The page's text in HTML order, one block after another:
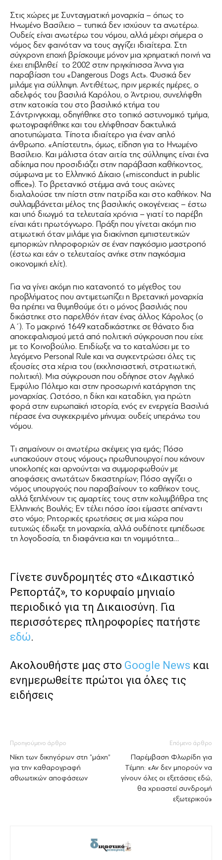
Στις χώρες με Συνταγματική μοναρχία – όπως το
Ηνωμένο Βασίλειο – τυπικά δεν ισχύουν τα ανωτέρω.
Ουδείς είναι ανωτέρω του νόμου, αλλά μέχρι σήμερα ο
νόμος δεν φαινόταν να τους αγγίζει ιδιαίτερα. Στη
σύγχρονη εποχή βρίσκουμε μόνον μια χρηματική ποινή να
έχει επιβληθεί το 2002 στην πριγκίπισσα Άννα για
παραβίαση του «Dangerous Dogs Act». Φυσικά δεν
μιλάμε για σύλληψη. Αντιθέτως, πριν μερικές ημέρες, ο
αδελφός του βασιλιά Καρόλου, ο Άντριου, συνελήφθη
στην κατοικία του στο βασιλικό κτήμα του
Σάντρινγκχαμ, οδηγήθηκε στο τοπικό αστυνομικό τμήμα,
φωτογραφήθηκε και του ελήφθησαν δακτυλικά
αποτυπώματα. Τίποτα ιδιαίτερο για έναν απλό
άνθρωπο. «Απίστευτη», όμως, είδηση για το Ηνωμένο
Βασίλειο. Και μάλιστα όταν αιτία της σύλληψης είναι ένα
αδίκημα που προσιδιάζει στην παράβαση καθήκοντος,
σύμφωνα με το Ελληνικό Δίκαιο («misconduct in public
office»). Το βρετανικό στέμμα ανά τους αιώνες
διαλαλούσε την πίστη στην πατρίδα και στο καθήκον. Να
συλλαμβάνεται μέλος της βασιλικής οικογένειας – έστω
και υπό διωγμό τα τελευταία χρόνια – γιατί το παρέβη
είναι κάτι πρωτόγνωρο. Πράξη που γίνεται ακόμη πιο
ατιμωτική όταν μιλάμε για διακίνηση εμπιστευτικών
εμπορικών πληροφοριών σε έναν παγκόσμιο μαστροπό
(έστω και εάν ο τελευταίος ανήκε στην παγκόσμια
οικονομική ελίτ).
Για να γίνει ακόμη πιο κατανοητό το μέγεθος του
προβλήματος που αντιμετωπίζει η Βρετανική μοναρχία
θα πρέπει να θυμηθούμε ότι ο μόνος βασιλιάς που
δικάστηκε στο παρελθόν ήταν ένας άλλος Κάρολος (ο
Α΄). Το μακρινό 1649 καταδικάστηκε σε θάνατο δια
αποκεφαλισμού μετά από πολιτική σύγκρουση που είχε
με το Κοινοβούλιο. Επιδίωξε να το καταλύσει με το
λεγόμενο Personal Rule και να συγκεντρώσει όλες τις
εξουσίες στα χέρια του (εκκλησιαστική, στρατιωτική,
πολιτική). Μια σύγκρουση που οδήγησε στον Αγγλικό
Εμφύλιο Πόλεμο και στην προσωρινή κατάργηση της
μοναρχίας. Ωστόσο, η δίκη και καταδίκη, για πρώτη
φορά στην ευρωπαϊκή ιστορία, ενός εν ενεργεία Βασιλιά
πέρασε ένα συγκεκριμένο μήνυμα: ουδείς υπεράνω του
νόμου.
Τι σημαίνουν οι ανωτέρω σκέψεις για εμάς; Πόσο
«υπακούουν στους νόμους» πρωθυπουργοί που κάνουν
υποκλοπές και αρνούνται να συμμορφωθούν με
αποφάσεις ανωτάτων δικαστηρίων; Πόσο αγγίζει ο
νόμος υπουργούς που παραβαίνουν το καθήκον τους,
αλλά ξεπλένουν τις αμαρτίες τους στην κολυμβήθρα της
Ελληνικής Βουλής; Εν τέλει πόσο ίσοι είμαστε απέναντι
στο νόμο; Ρητορικές ερωτήσεις σε μια χώρα που
ευτυχώς έδιωξε τη μοναρχία, αλλά ουδέποτε εμπέδωσε
τη λογοδοσία, τη διαφάνεια και τη νομιμότητα…
Γίνετε συνδρομητές στο «Δικαστικό
Ρεπορτάζ», το κορυφαίο μηνιαίο
περιοδικό για τη Δικαιοσύνη. Για
περισσότερες πληροφορίες πατήστε
εδώ.
Ακολουθήστε μας στο Google News και
ενημερωθείτε πρώτοι για όλες τις
ειδήσεις
Προηγούμενο άρθρο
Νίκη των δικηγόρων στη “μάχη”
για την καθαρογραφή
αθωωτικών αποφάσεων
Επόμενο άρθρο
Παρέμβαση Φλωρίδη για
Τέμπη: «Αν δεν μπορούν να
γίνουν όλες οι εξετάσεις εδώ,
θα χρειαστεί συνδρομή
εξωτερικού»